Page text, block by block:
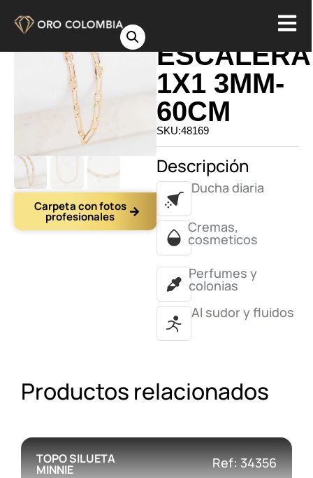
Carpeta con fotos
profesionales
ESCALERA
1X1 3MM-
60CM
SKU:48169
Descripción
Ducha diaria
Cremas,
cosmeticos
Perfumes y
colonias
Al sudor y fluidos
Productos relacionados
TOPO SILUETA
MINNIE Ref: 34356